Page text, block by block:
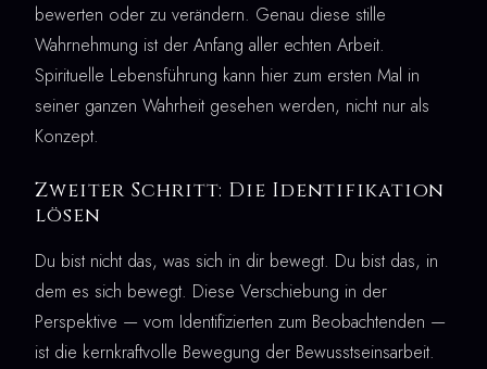
bewerten oder zu verändern. Genau diese stille
Wahrnehmung ist der Anfang aller echten Arbeit.
Spirituelle Lebensführung kann hier zum ersten Mal in
seiner ganzen Wahrheit gesehen werden, nicht nur als
Konzept.
Zweiter Schritt: Die Identifikation
lösen
Du bist nicht das, was sich in dir bewegt. Du bist das, in
dem es sich bewegt. Diese Verschiebung in der
Perspektive — vom Identifizierten zum Beobachtenden —
ist die kernkraftvolle Bewegung der Bewusstseinsarbeit.